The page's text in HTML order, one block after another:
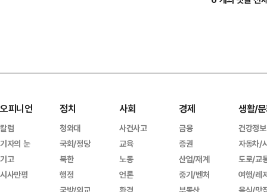
오피니언
칼럼
기자의 눈
기고
시사만평
정치
청와대
국회/정당
북한
행정
사회
사건사고
교육
노동
언론
경제
금융
증권
산업/재계
중기/벤처
생활/
건강정보
자동차/
도로/교
여행/레